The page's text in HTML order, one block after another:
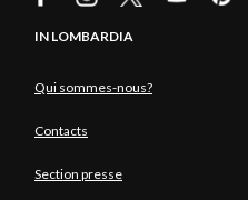
IN LOMBARDIA
Qui sommes-nous?
Contacts
Section presse